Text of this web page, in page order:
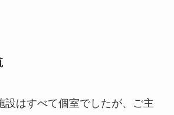
設はすべて個室でしたが、ご主